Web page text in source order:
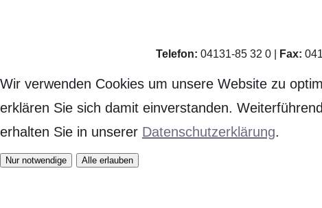
Telefon: 04131-85 32 0 | Fax:
Wir verwenden Cookies um unsere Website zu
erklären Sie sich damit einverstanden.
erhalten Sie in unserer Datenschutzerklärung.
Nur notwendige Alle erlauben